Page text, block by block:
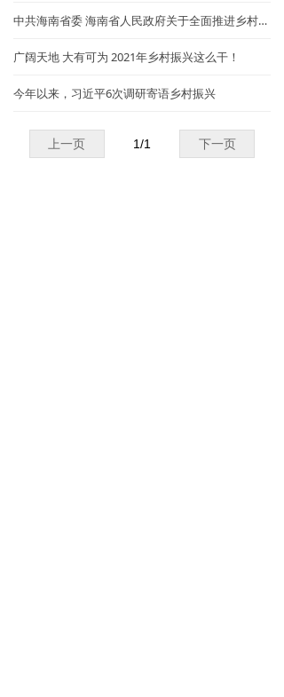
中共海南省委 海南省人民政府关于全面推进乡村振兴加快农业农村现代化的实施意见
广阔天地 大有可为 2021年乡村振兴这么干！
今年以来，习近平6次调研寄语乡村振兴
上一页 下一页
1/1